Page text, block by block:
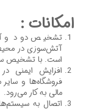
امکانات :
تشخیص دود و
آتش‌سوزی در
است. با تشخیص
افزایش ایمنی
فروشگاه‌ها و
مالی به کار می‌رود.
اتصال به